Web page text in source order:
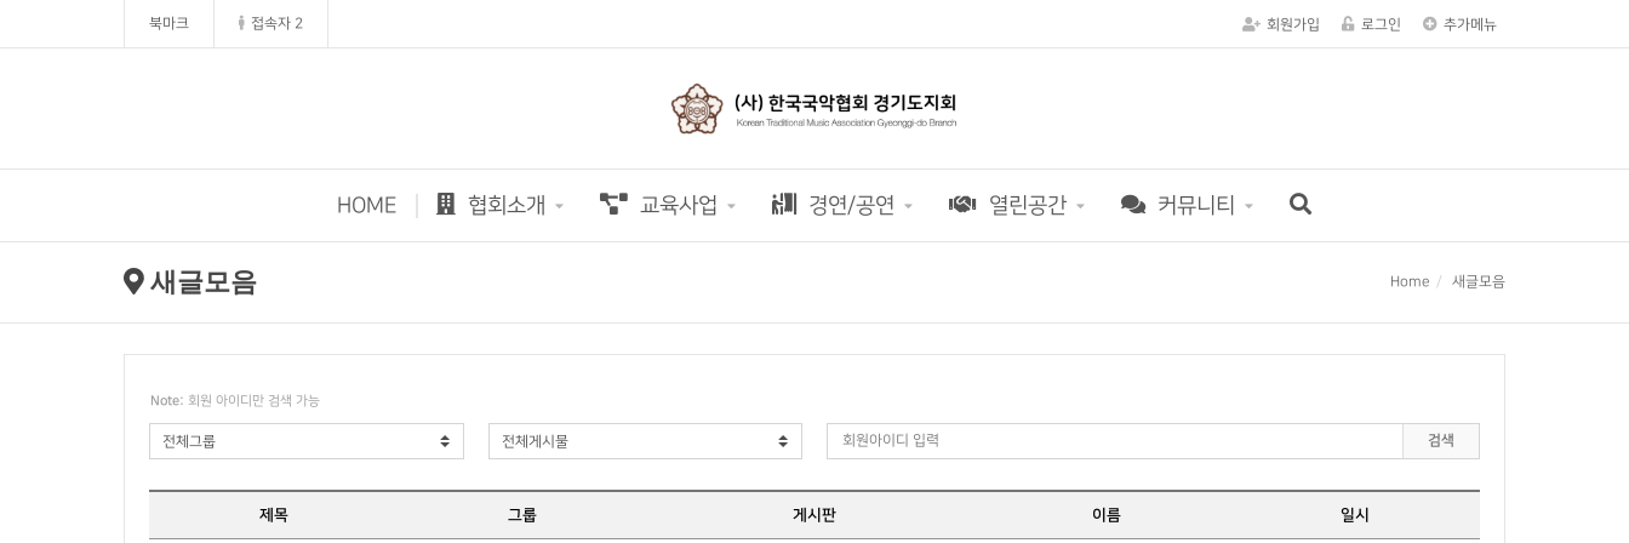
북마크 접속자 2 회원가입 로그인 추가메뉴
HOME 협회소개 교육사업 경연/공연 열린공간 커뮤니티
새글모음 Home 새글모음
Note: 회원 아이디만 검색 가능
검색
제목 그룹 게시판 이름 일시